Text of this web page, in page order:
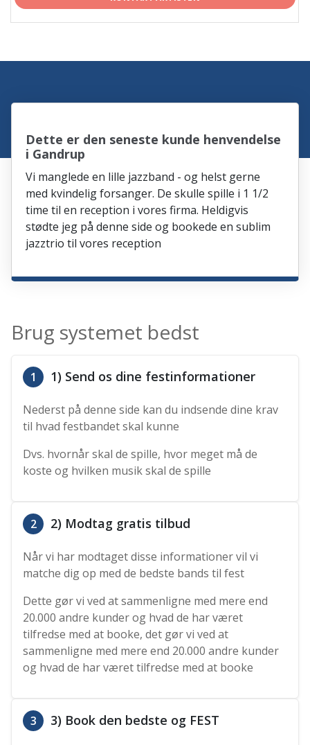
Dette er den seneste kunde henvendelse
i Gandrup
Vi manglede en lille jazzband - og helst gerne
med kvindelig forsanger. De skulle spille i 1 1/2
time til en reception i vores firma. Heldigvis
stødte jeg på denne side og bookede en sublim
jazztrio til vores reception
Brug systemet bedst
1 1) Send os dine festinformationer
Nederst på denne side kan du indsende dine krav
til hvad festbandet skal kunne
Dvs. hvornår skal de spille, hvor meget må de
koste og hvilken musik skal de spille
2 2) Modtag gratis tilbud
Når vi har modtaget disse informationer vil vi
matche dig op med de bedste bands til fest
Dette gør vi ved at sammenligne med mere end
20.000 andre kunder og hvad de har været
tilfredse med at booke, det gør vi ved at
sammenligne med mere end 20.000 andre kunder
og hvad de har været tilfredse med at booke
3 3) Book den bedste og FEST